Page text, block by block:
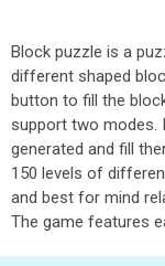
Block puzzle is a
different shaped
button to fill the
support two modes.
generated and fill
150 levels of
and best for mind
The game features